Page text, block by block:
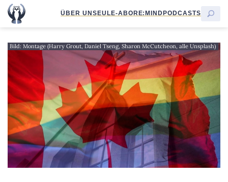
ÜBER UNSEULE-ABORE:MINDPODCASTS
Bild: Montage (Harry Grout, Daniel Tseng, Sharon McCutcheon, alle Unsplash)